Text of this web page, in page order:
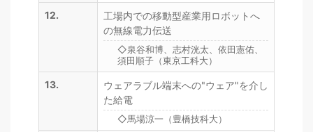
12.
工場内での移動型産業用ロボットへ
の無線電力伝送
◇泉谷和博、志村洸太、依田憲佑、
須田順子（東京工科大）
13.
ウェアラブル端末への"ウェア"を介し
た給電
◇馬場涼一（豊橋技科大）